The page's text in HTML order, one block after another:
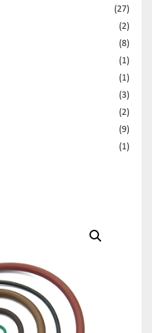
(27)
(2)
(8)
(1)
(1)
(3)
(2)
(9)
(1)